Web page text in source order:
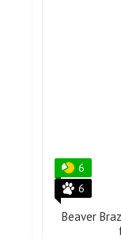
6
6
Beaver